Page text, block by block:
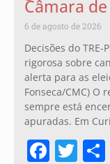
Câmara
6 de agosto de 2026
Decisões do
rigorosa sobre
alerta para as
Fonseca/CMC) O
sempre está
apuradas. Em